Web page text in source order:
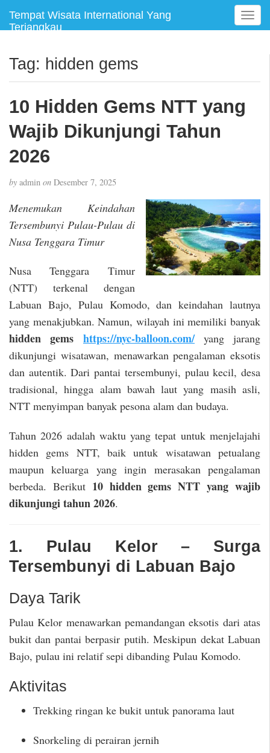
Tempat Wisata International Yang
Terjangkau
T
o
e
o
n
Tag: hidden gems
10 Hidden Gems NTT yang
Wajib Dikunjungi Tahun
2026
by admin on Desember 7, 2025
Menemukan Keindahan
Tersembunyi Pulau-Pulau di
Nusa Tenggara Timur
Nusa Tenggara Timur
(NTT) terkenal dengan
Labuan Bajo, Pulau Komodo, dan keindahan lautnya
yang menakjubkan. Namun, wilayah ini memiliki banyak
hidden gems https://nyc-balloon.com/yang jarang
dikunjungi wisatawan, menawarkan pengalaman eksotis
dan autentik. Dari pantai tersembunyi, pulau kecil, desa
tradisional, hingga alam bawah laut yang masih asli,
NTT menyimpan banyak pesona alam dan budaya.
Tahun 2026 adalah waktu yang tepat untuk menjelajahi
hidden gems NTT, baik untuk wisatawan petualang
maupun keluarga yang ingin merasakan pengalaman
berbeda. Berikut 10 hidden gems NTT yang wajib
dikunjungi tahun 2026.
1. Pulau Kelor – Surga
Tersembunyi di Labuan Bajo
Daya Tarik
Pulau Kelor menawarkan pemandangan eksotis dari atas
bukit dan pantai berpasir putih. Meskipun dekat Labuan
Bajo, pulau ini relatif sepi dibanding Pulau Komodo.
Aktivitas
Trekking ringan ke bukit untuk panorama laut
Snorkeling di perairan jernih